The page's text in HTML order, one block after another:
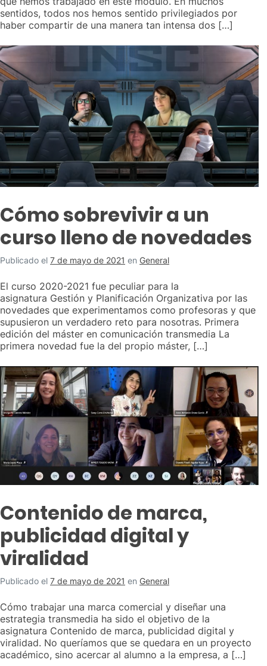
sentidos, todos nos hemos sentido privilegiados por
haber compartir de una manera tan intensa dos […]
Cómo sobrevivir a un
curso lleno de novedades
Publicado el 7 de mayo de 2021 en General
El curso 2020-2021 fue peculiar para la
asignatura Gestión y Planificación Organizativa por las
novedades que experimentamos como profesoras y que
supusieron un verdadero reto para nosotras. Primera
edición del máster en comunicación transmedia La
primera novedad fue la del propio máster, […]
Contenido de marca,
publicidad digital y
viralidad
Publicado el 7 de mayo de 2021 en General
Cómo trabajar una marca comercial y diseñar una
estrategia transmedia ha sido el objetivo de la
asignatura Contenido de marca, publicidad digital y
viralidad. No queríamos que se quedara en un proyecto
académico, sino acercar al alumno a la empresa, a […]